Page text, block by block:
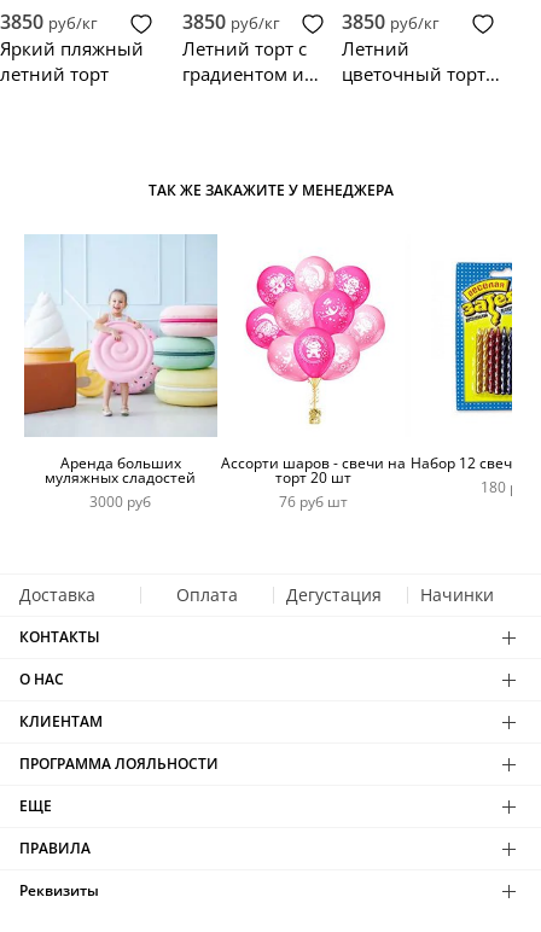
3850 руб/кг
Яркий пляжный
летний торт
3850 руб/кг
Летний торт с
градиентом и
3850 руб/кг
Летний
цветочный торт
ТАК ЖЕ ЗАКАЖИТЕ У МЕНЕДЖЕРА
Аренда больших
муляжных сладостей
3000 руб
Ассорти шаров - свечи на
торт 20 шт
76 руб шт
Набор 12 свечей
180 руб
Доставка Оплата Дегустация Начинки
КОНТАКТЫ
О НАС
КЛИЕНТАМ
ПРОГРАММА ЛОЯЛЬНОСТИ
ЕЩЕ
ПРАВИЛА
Реквизиты